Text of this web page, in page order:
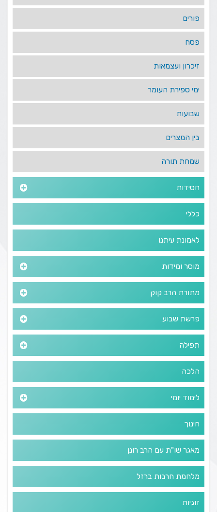
פורים
פסח
זיכרון ועצמאות
ימי ספירת העומר
שבועות
בין המצרים
שמחת תורה
חסידות
כללי
לאמונת עיתנו
מוסר ומידות
מתורת הרב קוק
פרשת שבוע
תפילה
הלכה
לימוד יומי
חינוך
מאגר שו"ת עם הרב רונן
מלחמת חרבות ברזל
זוגיות